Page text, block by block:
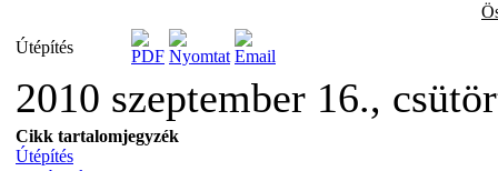
Útépítés
2010 szeptember 16.,
Cikk tartalomjegyzék
Útépítés